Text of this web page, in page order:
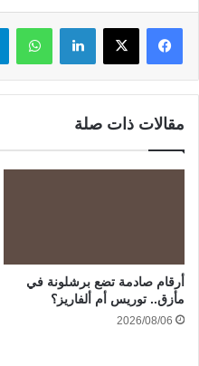
لينكدإن واتساب
مقالات ذات صلة
أرقام صادمة تضع برشلونة في
مأزق.. توريس أم ألفاريز؟
2026/08/06